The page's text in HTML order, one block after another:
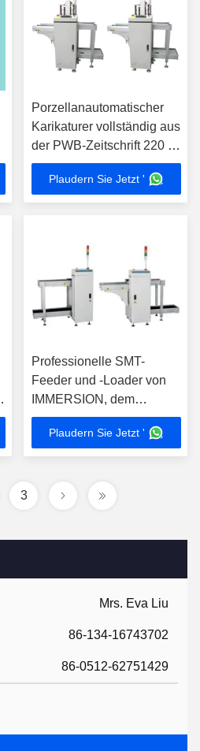
Mrs. Eva Liu
86-134-16743702
86-0512-62751429
Porzellanautomatischer
Karikaturer vollständig aus
der PWB-Zeitschrift 220 V
in der SMT-Leistung
Plaudern Sie Jetzt '
Professionelle SMT-
Feeder und -Loader von
IMMERSION, dem
Lieferanten für Bare Board
Loader
Plaudern Sie Jetzt '
3